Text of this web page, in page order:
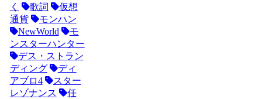
く
歌詞
仮想
通貨
モンハン
NewWorld
モ
ンスターハンター
デス・ストラン
ディング
ディ
アブロ4
スター
レゾナンス
任